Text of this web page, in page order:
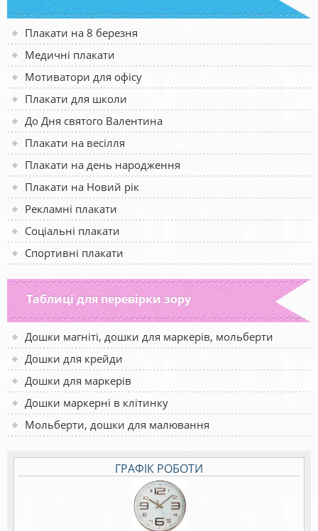
Плакати на 8 березня
Медичні плакати
Мотиватори для офісу
Плакати для школи
До Дня святого Валентина
Плакати на весілля
Плакати на день народження
Плакати на Новий рік
Рекламні плакати
Соціальні плакати
Спортивні плакати
Таблиці для перевірки зору
Дошки магніті, дошки для маркерів, мольберти
Дошки для крейди
Дошки для маркерів
Дошки маркерні в клітинку
Мольберти, дошки для малювання
ГРАФІК РОБОТИ